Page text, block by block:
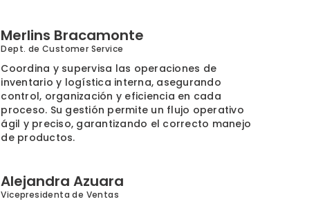
Merlins Bracamonte
Dept. de Customer Service
Coordina y supervisa las operaciones de
inventario y logística interna, asegurando
control, organización y eficiencia en cada
proceso. Su gestión permite un flujo operativo
ágil y preciso, garantizando el correcto manejo
de productos.
Alejandra Azuara
Vicepresidenta de Ventas